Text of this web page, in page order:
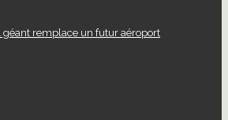
géant remplace un futur aéroport